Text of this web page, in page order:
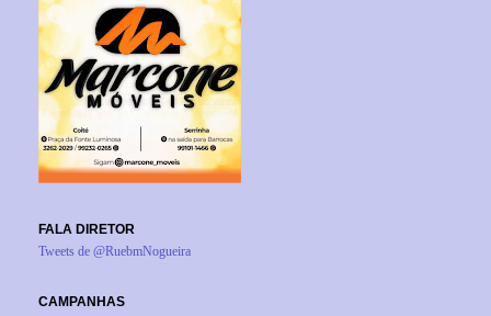
FALA DIRETOR
Tweets de @RuebmNogueira
CAMPANHAS